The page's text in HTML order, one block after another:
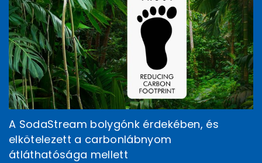
A SodaStream bolygónk érdekében, és
elkötelezett a carbonlábnyom
átláthatósága mellett